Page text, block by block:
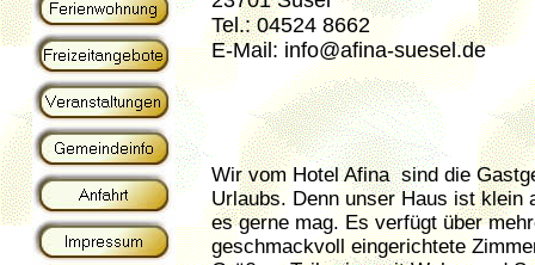
Tel.: 04524 8662
E-Mail: info@afina-suesel.de
Wir vom Hotel Afina sind die
Urlaubs. Denn unser Haus ist klein
es gerne mag. Es verfügt über
geschmackvoll eingerichtete